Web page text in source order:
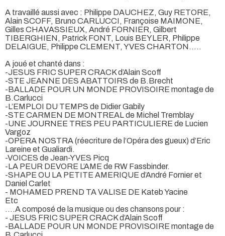
A travaillé aussi avec : Philippe DAUCHEZ, Guy RETORE,
Alain SCOFF, Bruno CARLUCCI, Françoise MAIMONE,
Gilles CHAVASSIEUX, André FORNIER, Gilbert
TIBERGHIEN, Patrick FONT, Louis BEYLER, Philippe
DELAIGUE, Philippe CLEMENT, YVES CHARTON…..
A joué et chanté dans :
-JESUS FRIC SUPER CRACK d’Alain Scoff
-STE JEANNE DES ABATTOIRS de B.Brecht
-BALLADE POUR UN MONDE PROVISOIRE montage de
B.Carlucci
-L’EMPLOI DU TEMPS de Didier Gabily
-STE CARMEN DE MONTREAL de Michel Tremblay
-UNE JOURNEE TRES PEU PARTICULIERE de Lucien
Vargoz
-OPERA NOSTRA (réecriture de l’Opéra des gueux) d’Eric
Lareine et Gualiardi.
-VOICES de Jean-YVES Picq
-LA PEUR DEVORE L’AME de RW Fassbinder.
-SHAPE OU LA PETITE AMERIQUE d’André Fornier et
Daniel Carlet
- MOHAMED PREND TA VALISE DE Kateb Yacine
Etc
….A composé de la musique ou des chansons pour :
- JESUS FRIC SUPER CRACK d’Alain Scoff
-BALLADE POUR UN MONDE PROVISOIRE montage de